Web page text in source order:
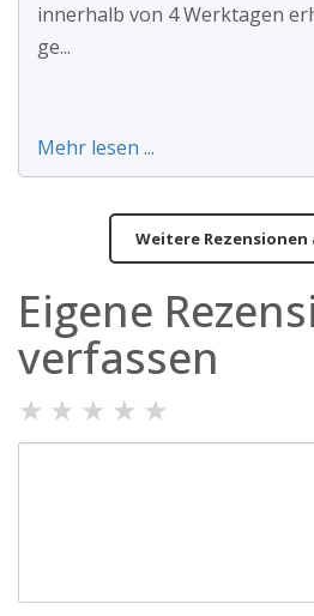
innerhalb von 4 Werktagen
ge...
Mehr lesen ...
Weitere
Eigene
verfassen
★ ★ ★ ★ ★